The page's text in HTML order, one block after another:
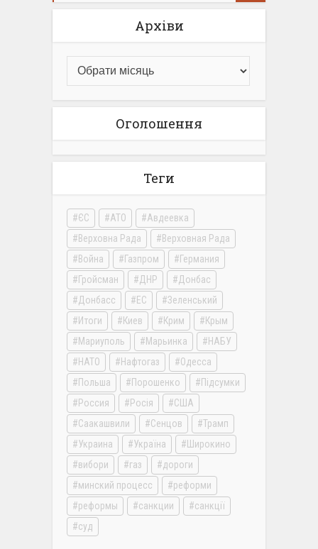
Архіви
Оголошення
Теги
ЄС АТО
Авдеевка
Верховна Рада
Верховная Рада
Война
Газпром
Германия
Гройсман
ДНР
Донбас
Донбасс
ЕС
Зеленський
Итоги
Киев Крим
Крым
Мариуполь
Марьинка
НАБУ
НАТО
Нафтогаз
Одесса
Польша
Порошенко
Підсумки
Россия
Росія
США
Саакашвили
Сенцов
Трамп
Украина
Україна
Широкино
вибори
газ
дороги
минский процесс
реформи
реформы
санкции
санкції
суд